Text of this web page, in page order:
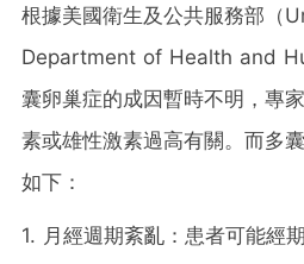
根據美國衛生及公共服務部（
Department of Health and
囊卵巢症的成因暫時不明，專
素或雄性激素過高有關。而多
如下：
1. 月經週期紊亂：患者可能經